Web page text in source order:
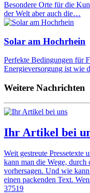
Besondere Orte für die
der Welt aber auch die…
Solar am Hochrhein
Perfekte Bedingungen für
Energieversorgung ist wie
Weitere Nachrichten
Ihr Artikel bei
Weit gestreute Pressetexte
kann man die Wege,
vorhersagen. Und wie
einen packenden Text.
37519